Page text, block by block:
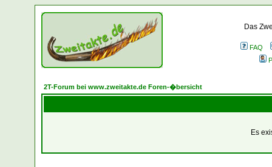
Das
FAQ
2T-Forum bei www.zweitakte.de Foren-�bersicht
Es